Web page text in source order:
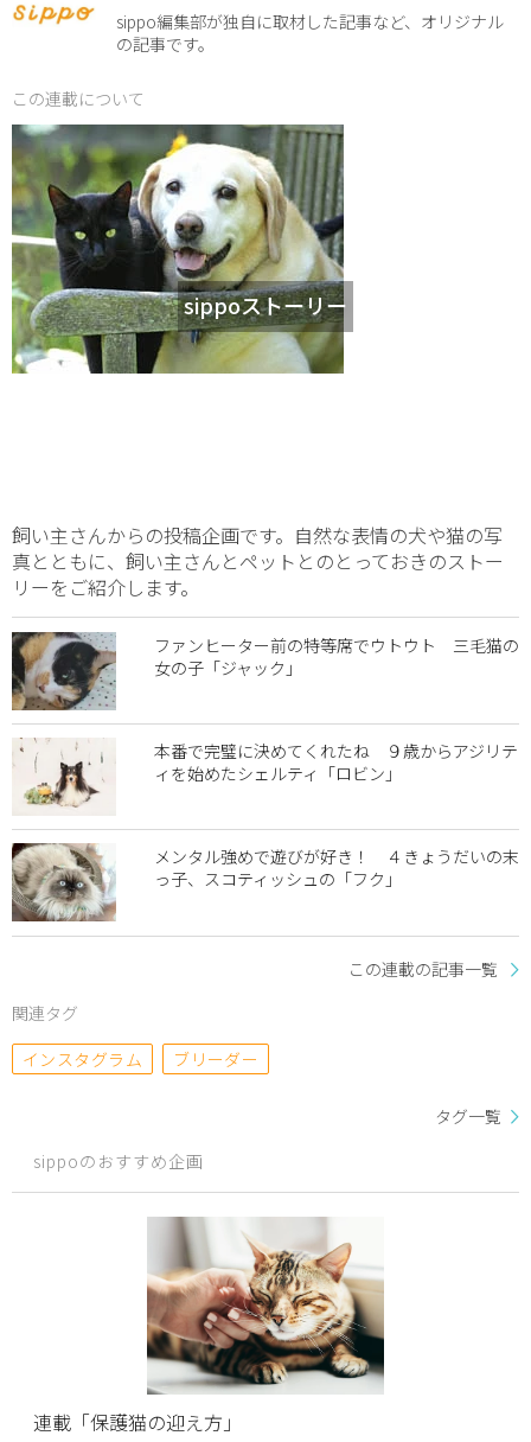
sippo編集部が独自に取材した記事など、オリジナル
の記事です。
この連載について
sippoストーリー
飼い主さんからの投稿企画です。自然な表情の犬や猫の写
真とともに、飼い主さんとペットとのとっておきのストー
リーをご紹介します。
ファンヒーター前の特等席でウトウト 三毛猫の
女の子「ジャック」
本番で完璧に決めてくれたね ９歳からアジリテ
ィを始めたシェルティ「ロビン」
メンタル強めで遊びが好き！ ４きょうだいの末
っ子、スコティッシュの「フク」
この連載の記事一覧
関連タグ
インスタグラム
ブリーダー
タグ一覧
sippoのおすすめ企画
連載「保護猫の迎え方」